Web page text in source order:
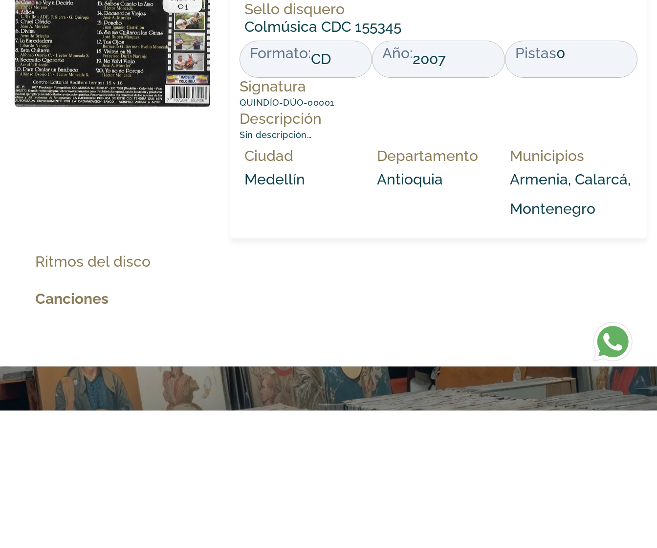
Sello disquero
Colmúsica CDC 155345
Formato:CD Año:2007 Pistas0
Signatura
QUINDÍO-DÚO-00001
Descripción
Sin descripción…
Ciudad
Medellín
Departamento
Antioquia
Municipios
Armenia, Calarcá,
Montenegro
Ritmos del disco
Canciones